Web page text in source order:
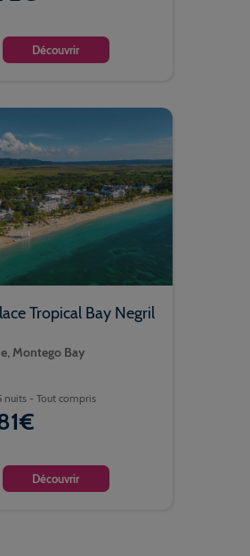
Découvrir
Tropical Bay Negril
Montego Bay
nuits - Tout compris
Découvrir